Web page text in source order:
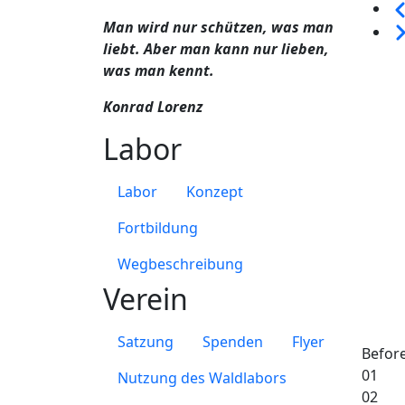
01
02
Man wird nur schützen, was man
liebt. Aber man kann nur lieben,
was man kennt.
Konrad Lorenz
Labor
Labor
Konzept
Fortbildung
Wegbeschreibung
Verein
Satzung Spenden
Flyer
Nutzung des Waldlabors